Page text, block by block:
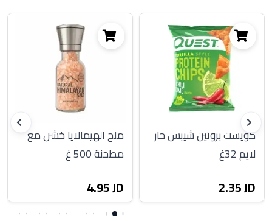
كويست بروتين شيبس حار
لايم 32غ
2.35 JD
ملح الهيمالايا خشن مع
مطحنة 500 غ
4.95 JD